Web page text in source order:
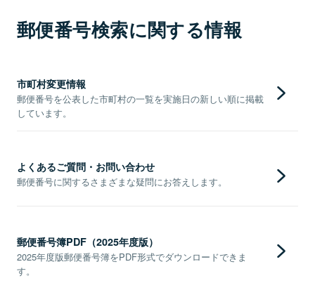
郵便番号検索に関する情報
市町村変更情報
郵便番号を公表した市町村の一覧を実施日の新しい順に掲載
しています。
よくあるご質問・お問い合わせ
郵便番号に関するさまざまな疑問にお答えします。
郵便番号簿PDF（2025年度版）
2025年度版郵便番号簿をPDF形式でダウンロードできま
す。